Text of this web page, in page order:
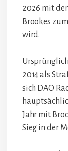
2026 mit
Brookes
wird.
2014 als
sich DAO
Jahr mit
Sieg in der